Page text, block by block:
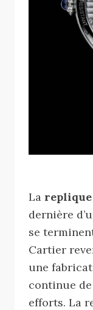
La
dernière
se
Cartier
une
continue de
efforts. La